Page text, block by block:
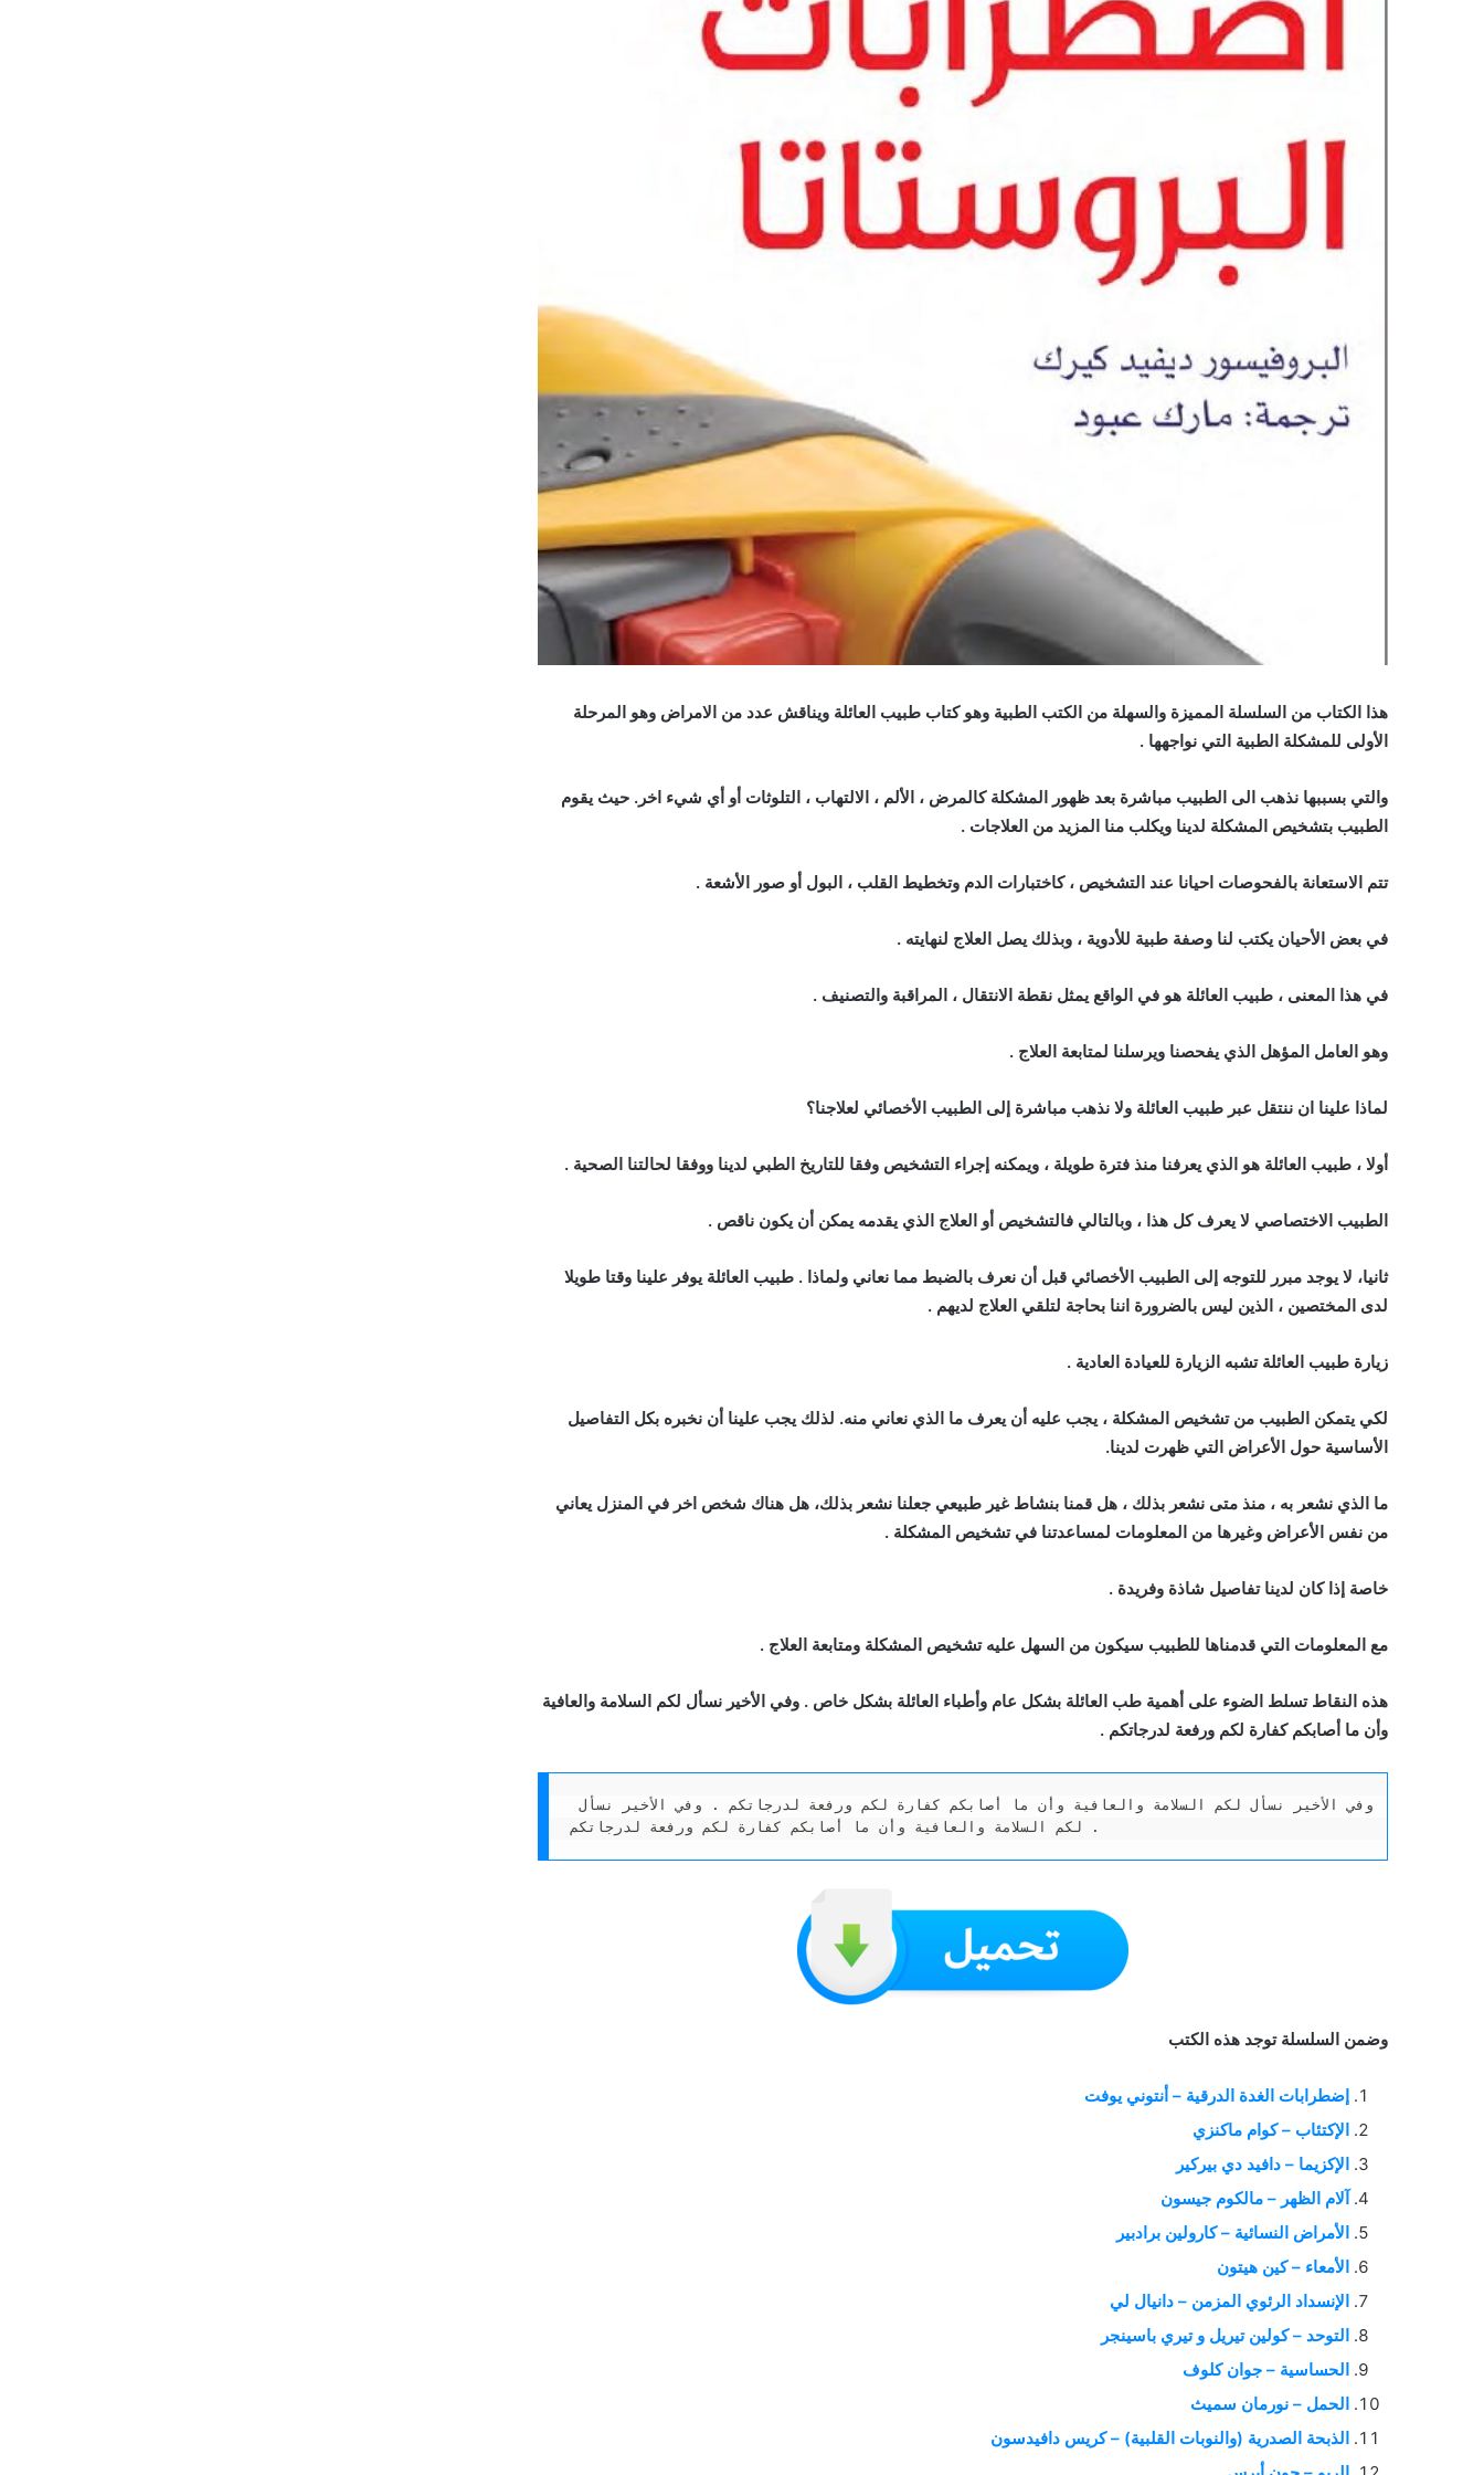
هذا الكتاب من السلسلة المميزة والسهلة من الكتب الطبية وهو كتاب طبيب العائلة ويناقش عدد من الامراض وهو المرحلة
الأولى للمشكلة الطبية التي نواجهها .
والتي بسببها نذهب الى الطبيب مباشرة بعد ظهور المشكلة كالمرض ، الألم ، الالتهاب ، التلوثات أو أي شيء اخر. حيث يقوم
الطبيب بتشخيص المشكلة لدينا ويكلب منا المزيد من العلاجات .
تتم الاستعانة بالفحوصات احيانا عند التشخيص ، كاختبارات الدم وتخطيط القلب ، البول أو صور الأشعة .
في بعض الأحيان يكتب لنا وصفة طبية للأدوية ، وبذلك يصل العلاج لنهايته .
في هذا المعنى ، طبيب العائلة هو في الواقع يمثل نقطة الانتقال ، المراقبة والتصنيف .
وهو العامل المؤهل الذي يفحصنا ويرسلنا لمتابعة العلاج .
لماذا علينا ان ننتقل عبر طبيب العائلة ولا نذهب مباشرة إلى الطبيب الأخصائي لعلاجنا؟
أولا ، طبيب العائلة هو الذي يعرفنا منذ فترة طويلة ، ويمكنه إجراء التشخيص وفقا للتاريخ الطبي لدينا ووفقا لحالتنا الصحية .
الطبيب الاختصاصي لا يعرف كل هذا ، وبالتالي فالتشخيص أو العلاج الذي يقدمه يمكن أن يكون ناقص .
ثانيا، لا يوجد مبرر للتوجه إلى الطبيب الأخصائي قبل أن نعرف بالضبط مما نعاني ولماذا . طبيب العائلة يوفر علينا وقتا طويلا
لدى المختصين ، الذين ليس بالضرورة اننا بحاجة لتلقي العلاج لديهم .
زيارة طبيب العائلة تشبه الزيارة للعيادة العادية .
لكي يتمكن الطبيب من تشخيص المشكلة ، يجب عليه أن يعرف ما الذي نعاني منه. لذلك يجب علينا أن نخبره بكل التفاصيل
الأساسية حول الأعراض التي ظهرت لدينا.
ما الذي نشعر به ، منذ متى نشعر بذلك ، هل قمنا بنشاط غير طبيعي جعلنا نشعر بذلك، هل هناك شخص اخر في المنزل يعاني
من نفس الأعراض وغيرها من المعلومات لمساعدتنا في تشخيص المشكلة .
خاصة إذا كان لدينا تفاصيل شاذة وفريدة .
مع المعلومات التي قدمناها للطبيب سيكون من السهل عليه تشخيص المشكلة ومتابعة العلاج .
هذه النقاط تسلط الضوء على أهمية طب العائلة بشكل عام وأطباء العائلة بشكل خاص . وفي الأخير نسأل لكم السلامة والعافية
وأن ما أصابكم كفارة لكم ورفعة لدرجاتكم .
لكم السلامة والعافية وأن ما أصابكم كفارة لكم ورفعة لدرجاتكم .
وضمن السلسلة توجد هذه الكتب
إضطرابات الغدة الدرقية – أنتوني يوفت
الإكتئاب – كوام ماكنزي
الإكزيما – دافيد دي بيركير
آلام الظهر – مالكوم جيسون
الأمراض النسائية – كارولين برادبير
الأمعاء – كين هيتون
الإنسداد الرئوي المزمن – دانيال لي
التوحد – كولين تيريل و تيري باسينجر
الحساسية – جوان كلوف
الحمل – نورمان سميث
الذبحة الصدرية (والنوبات القلبية) – كريس دافيدسون